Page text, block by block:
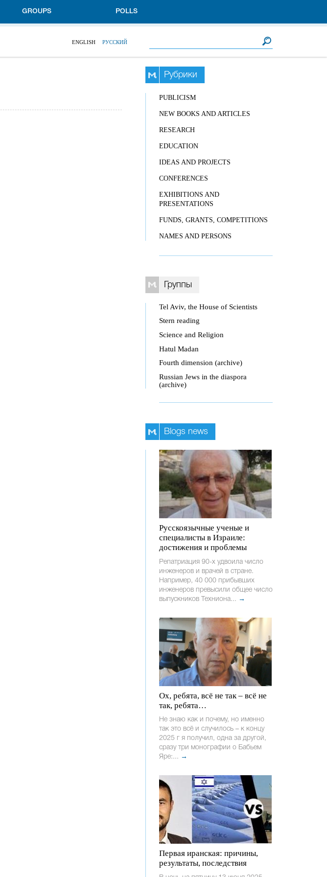
GROUPS POLLS
ENGLISH РУССКИЙ
Рубрики
PUBLICISM
NEW BOOKS AND ARTICLES
RESEARCH
EDUCATION
IDEAS AND PROJECTS
CONFERENCES
EXHIBITIONS AND
PRESENTATIONS
FUNDS, GRANTS, COMPETITIONS
NAMES AND PERSONS
Группы
Tel Aviv, the House of Scientists
Stern reading
Science and Religion
Hatul Madan
Fourth dimension (archive)
Russian Jews in the diaspora
(archive)
Blogs news
Русскоязычные ученые и
специалисты в Израиле:
достижения и проблемы
Репатриация 90-х удвоила число
инженеров и врачей в стране.
Например, 40 000 прибывших
инженеров превысили общее число
выпускников Техниона... →
Ох, ребята, всё не так – всё не
так, ребята…
Не знаю как и почему, но именно
так это всё и случилось – к концу
2025 г я получил, одна за другой,
сразу три монографии о Бабьем
Яре:... →
Первая иранская: причины,
результаты, последствия